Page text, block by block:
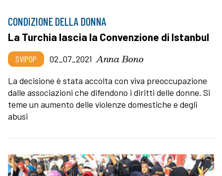
CONDIZIONE DELLA DONNA
La Turchia lascia la Convenzione di Istanbul
SVIPOP 02_07_2021 Anna Bono
La decisione è stata accolta con viva preoccupazione
dalle associazioni che difendono i diritti delle donne. Si
teme un aumento delle violenze domestiche e degli
abusi